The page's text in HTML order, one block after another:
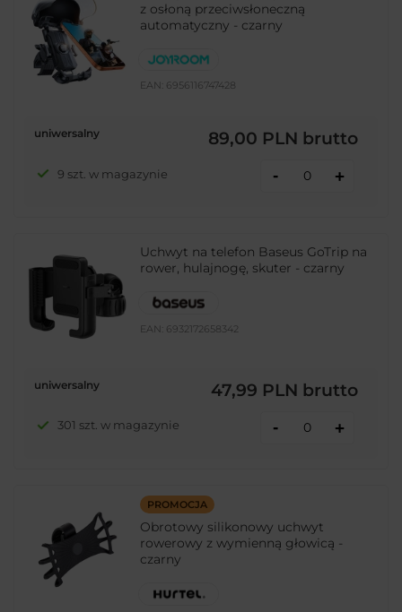
z osłoną przeciwsłoneczną
automatyczny - czarny
EAN: 6956116747428
uniwersalny 89,00 PLN brutto
9 szt. w magazynie - +
Uchwyt na telefon Baseus GoTrip na
rower, hulajnogę, skuter - czarny
EAN: 6932172658342
uniwersalny 47,99 PLN brutto
301 szt. w magazynie - +
PROMOCJA
Obrotowy silikonowy uchwyt
rowerowy z wymienną głowicą -
czarny